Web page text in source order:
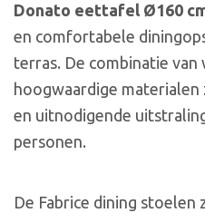
Donato eettafel Ø160
en comfortabele
terras. De combinatie
hoogwaardige
en uitnodigende
personen.
De Fabrice dining stoelen